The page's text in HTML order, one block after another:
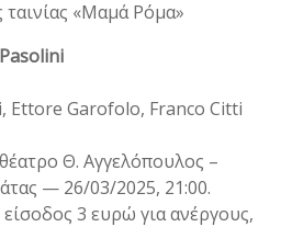
Ettore Garofolo, Franco Citti
Θ. Αγγελόπουλος –
— 26/03/2025, 21:00.
3 ευρώ για ανέργους,